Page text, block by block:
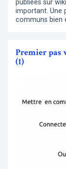
publiées sur
important. Une
communs bien
Premier pas
(1)